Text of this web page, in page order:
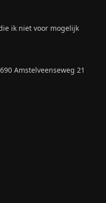
ik niet voor mogelijk
Amstelveenseweg 21